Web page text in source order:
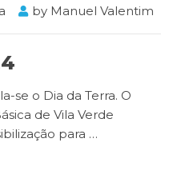
by Manuel Valentim
se o Dia da Terra. O
de Vila Verde
para …